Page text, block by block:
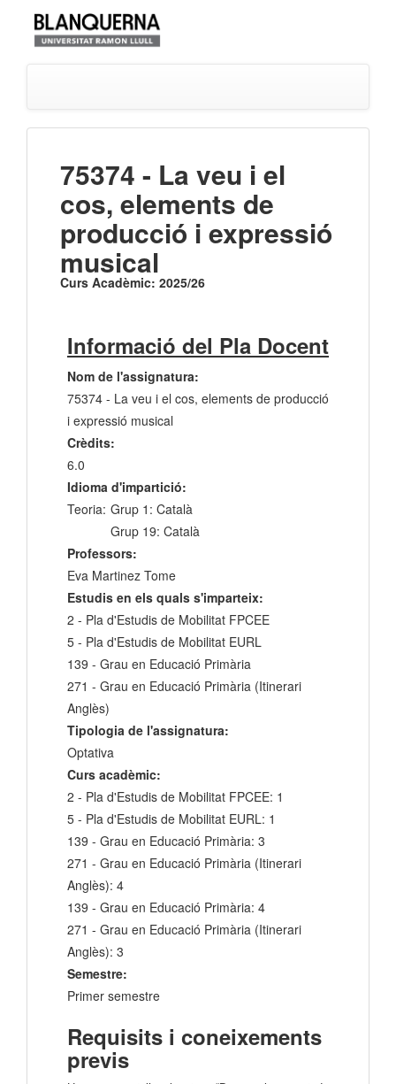
75374 - La veu i el
cos, elements de
producció i expressió
musical
Curs Acadèmic: 2025/26
Informació del Pla Docent
Nom de l'assignatura:
75374 - La veu i el cos, elements de producció
i expressió musical
Crèdits:
6.0
Idioma d'impartició:
Teoria: Grup 1: Català
Grup 19: Català
Professors:
Eva Martinez Tome
Estudis en els quals s'imparteix:
2 - Pla d'Estudis de Mobilitat FPCEE
5 - Pla d'Estudis de Mobilitat EURL
139 - Grau en Educació Primària
271 - Grau en Educació Primària (Itinerari
Anglès)
Tipologia de l'assignatura:
Optativa
Curs acadèmic:
2 - Pla d'Estudis de Mobilitat FPCEE: 1
5 - Pla d'Estudis de Mobilitat EURL: 1
139 - Grau en Educació Primària: 3
271 - Grau en Educació Primària (Itinerari
Anglès): 4
139 - Grau en Educació Primària: 4
271 - Grau en Educació Primària (Itinerari
Anglès): 3
Semestre:
Primer semestre
Requisits i coneixements
previs